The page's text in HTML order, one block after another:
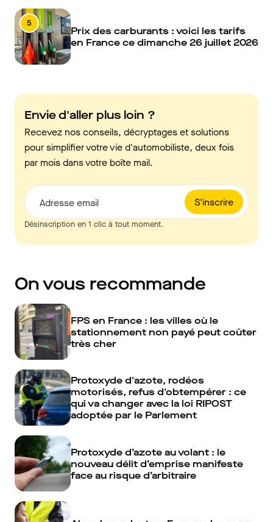
5
Prix des carburants : voici les tarifs
en France ce dimanche 26 juillet 2026
Envie d'aller plus loin ?
Recevez nos conseils, décryptages et solutions
pour simplifier votre vie d'automobiliste, deux fois
par mois dans votre boîte mail.
S'inscrire
Adresse email
Désinscription en 1 clic à tout moment.
On vous recommande
FPS en France : les villes où le
stationnement non payé peut coûter
très cher
Protoxyde d'azote, rodéos
motorisés, refus d'obtempérer : ce
qui va changer avec la loi RIPOST
adoptée par le Parlement
Protoxyde d’azote au volant : le
nouveau délit d’emprise manifeste
face au risque d’arbitraire